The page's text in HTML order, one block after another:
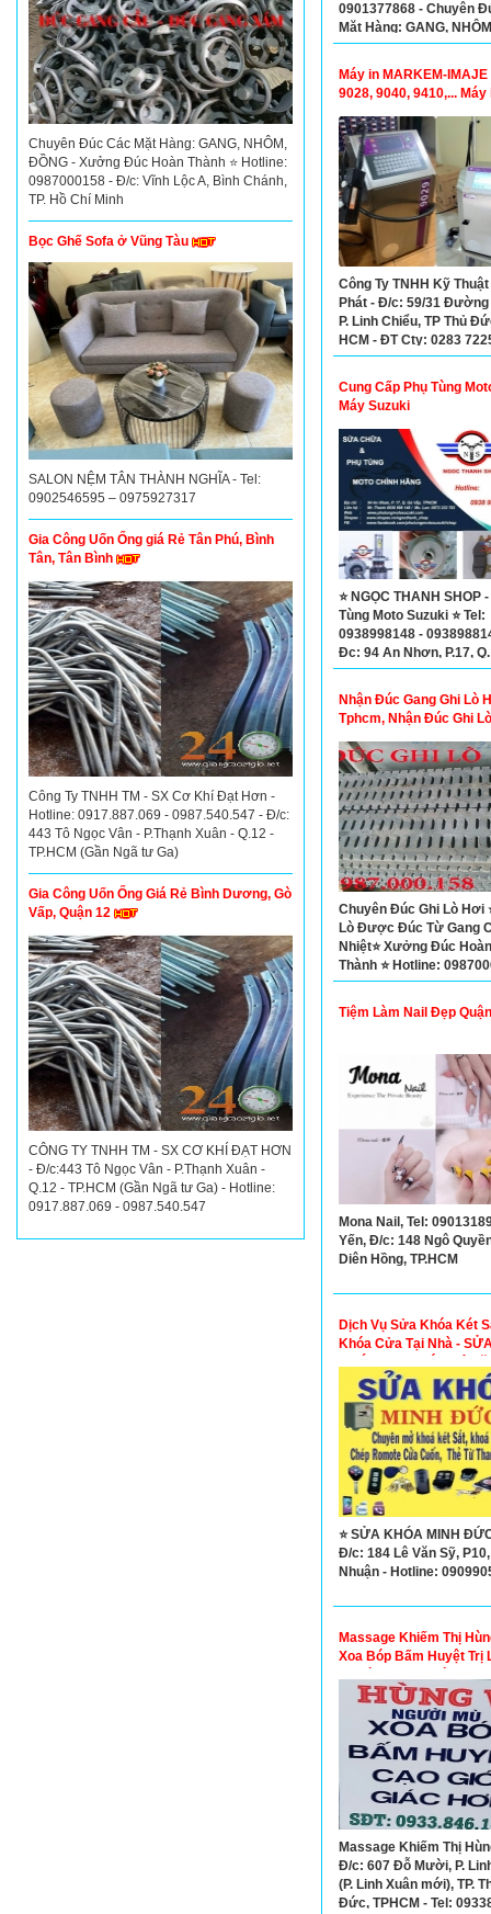
Chuyên Đúc Các Mặt Hàng: GANG, NHÔM,
ĐỒNG - Xưởng Đúc Hoàn Thành ⭐ Hotline:
0987000158 - Đ/c: Vĩnh Lộc A, Bình Chánh,
TP. Hồ Chí Minh
Bọc Ghế Sofa ở Vũng Tàu
SALON NỆM TÂN THÀNH NGHĨA - Tel:
0902546595 – 0975927317
Gia Công Uốn Ống giá Rẻ Tân Phú, Bình
Tân, Tân Bình
Công Ty TNHH TM - SX Cơ Khí Đạt Hơn -
Hotline: 0917.887.069 - 0987.540.547 - Đ/c:
443 Tô Ngọc Vân - P.Thạnh Xuân - Q.12 -
TP.HCM (Gần Ngã tư Ga)
Gia Công Uốn Ống Giá Rẻ Bình Dương, Gò
Vấp, Quận 12
CÔNG TY TNHH TM - SX CƠ KHÍ ĐẠT HƠN
- Đ/c:443 Tô Ngọc Vân - P.Thạnh Xuân -
Q.12 - TP.HCM (Gần Ngã tư Ga) - Hotline:
0917.887.069 - 0987.540.547
0901377868 - Chuyên
Mặt Hàng: GANG,
ĐỒNG Theo Yêu Cầu
Máy in MARKEM-IMAJE
9028, 9040, 9410,... Máy
Công Ty TNHH Kỹ
Phát - Đ/c: 59/31 Đường
P. Linh Chiểu, TP Thủ
HCM - ĐT Cty: 0283
Mr Thảo: 0913968634
Cung Cấp Phụ Tùng
Máy Suzuki
⭐ NGỌC THANH SHOP
Tùng Moto Suzuki ⭐ Tel:
0938998148 -
Đc: 94 An Nhơn, P.17, Q.
Vấp
Nhận Đúc Gang Ghi Lò
Tphcm, Nhận Đúc Ghi
Chuyên Đúc Ghi Lò Hơi
Lò Được Đúc Từ Gang
Nhiệt⭐ Xưởng Đúc Hoàn
Thành ⭐ Hotline:
Đ/c: Vĩnh Lộc A, Bình
TP. Hồ Chí Minh
Tiệm Làm Nail Đẹp
Mona Nail, Tel:
Yến, Đ/c: 148 Ngô
Diên Hồng, TP.HCM
Dịch Vụ Sửa Khóa Két
Khóa Cửa Tại Nhà -
Phú Nhuận
⭐ SỬA KHÓA MINH
Đ/c: 184 Lê Văn Sỹ,
Nhuận - Hotline:
Massage Khiếm Thị
Xoa Bóp Bấm Huyệt Trị
Massage Khiếm Thị
Đ/c: 607 Đỗ Mười, P.
(P. Linh Xuân mới), TP.
Đức, TPHCM - Tel: